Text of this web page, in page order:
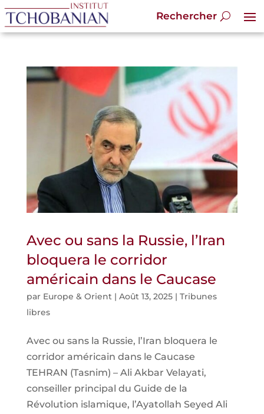
Avec ou sans la Russie, l’Iran
bloquera le corridor
américain dans le Caucase
par Europe & Orient| Août 13, 2025| Tribunes
libres
Avec ou sans la Russie, l’Iran bloquera le
corridor américain dans le Caucase
TEHRAN (Tasnim) – Ali Akbar Velayati,
conseiller principal du Guide de la
Révolution islamique, l’Ayatollah Seyed Ali